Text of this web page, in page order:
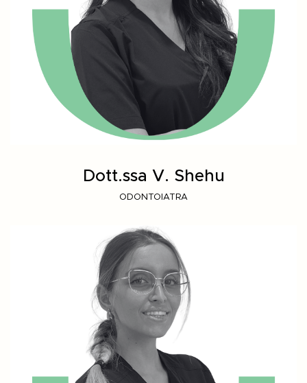
Dott.ssa V. Shehu
ODONTOIATRA